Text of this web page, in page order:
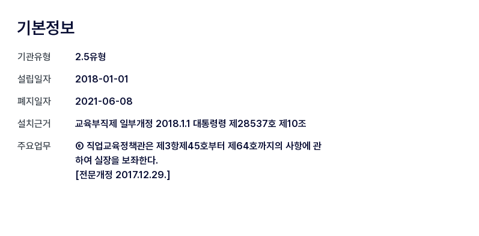
기본정보
기관유형
2.5유형
설립일자
2018-01-01
폐지일자
2021-06-08
설치근거
교육부직제 일부개정 2018.1.1 대통령령 제28537호 제10조
주요업무
⑥ 직업교육정책관은 제3항제45호부터 제64호까지의 사항에 관
하여 실장을 보좌한다.
[전문개정 2017.12.29.]